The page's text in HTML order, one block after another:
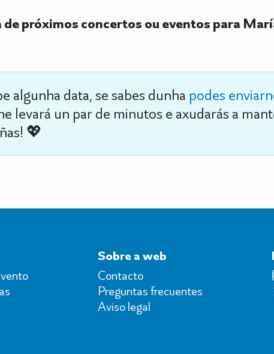
próximos concertos ou eventos para
algunha data, se sabes dunha podes
levará un par de minutos e axudarás a
💖
Sobre a web
Contacto
Preguntas frecuentes
Aviso legal